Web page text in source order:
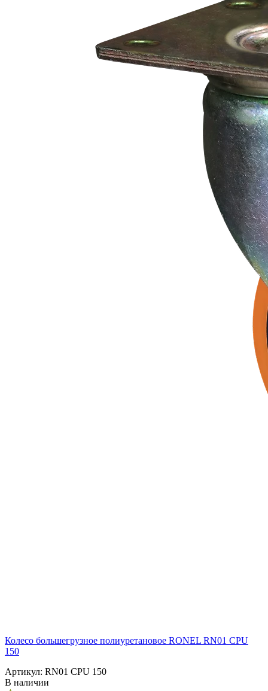
Колесо большегрузное полиуретановое RONEL RN01 CPU
150
Артикул: RN01 CPU 150
В наличии